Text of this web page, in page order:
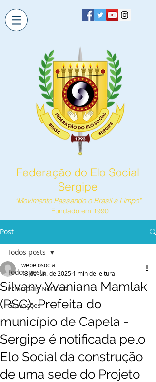
Federação do Elo Social
Sergipe
"Movimento Passando o Brasil a Limpo"
Fundado em 1990
Post
Todos posts
Principais Notícias
Gravações
Todos posts
Silvany Yvaniana Mamlak
(PSC), Prefeita do
município de Capela -
Sergipe é notificada pelo
Elo Social da construção
de uma sede do Projeto
webelosocial
13 de jun. de 2025 1 min de leitura